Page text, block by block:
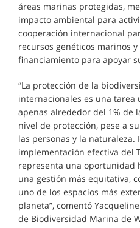
áreas marinas protegidas,
impacto ambiental para
cooperación internacional
recursos genéticos marinos
financiamiento para apoyar
“La protección de la
internacionales es una tarea
apenas alrededor del 1% de
nivel de protección, pese a
las personas y la naturaleza.
implementación efectiva del
representa una oportunidad
una gestión más equitativa,
uno de los espacios más
planeta”, comentó
de Biodiversidad Marina de